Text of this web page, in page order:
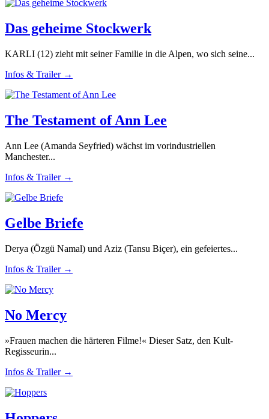
Das geheime Stockwerk
KARLI (12) zieht mit seiner Familie in die Alpen, wo sich seine...
Infos & Trailer →
The Testament of Ann Lee
Ann Lee (Amanda Seyfried) wächst im vorindustriellen
Manchester...
Infos & Trailer →
Gelbe Briefe
Derya (Özgü Namal) und Aziz (Tansu Biçer), ein gefeiertes...
Infos & Trailer →
No Mercy
»Frauen machen die härteren Filme!« Dieser Satz, den Kult-
Regisseurin...
Infos & Trailer →